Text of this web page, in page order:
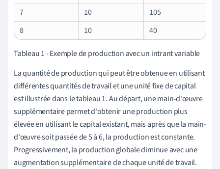
7
10
105
8
10 40
Tableau 1 - Exemple de production avec un intrant variable
La quantité de production qui peut être obtenue en utilisant
différentes quantités de travail et une unité fixe de capital
est illustrée dans le tableau 1. Au départ, une main-d'œuvre
supplémentaire permet d'obtenir une production plus
élevée en utilisant le capital existant, mais après que la main-
d'œuvre soit passée de 5 à 6, la production est constante.
Progressivement, la production globale diminue avec une
augmentation supplémentaire de chaque unité de travail.